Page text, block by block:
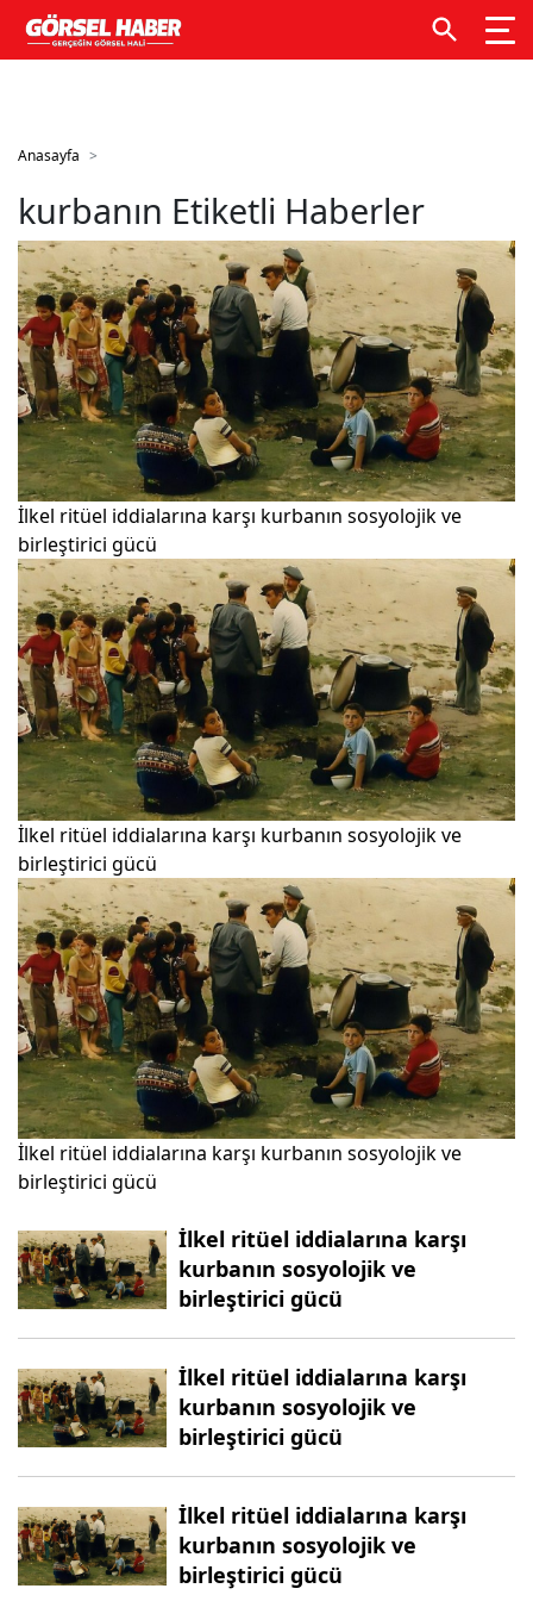
GTM kodunuzu buraya ekleyin
GTM kodunuzu buraya
ekleyin
Anasayfa
kurbanın Etiketli Haberler
İlkel ritüel iddialarına karşı kurbanın sosyolojik ve
birleştirici gücü
İlkel ritüel iddialarına karşı kurbanın sosyolojik ve
birleştirici gücü
İlkel ritüel iddialarına karşı kurbanın sosyolojik ve
birleştirici gücü
İlkel ritüel iddialarına karşı
kurbanın sosyolojik ve
birleştirici gücü
İlkel ritüel iddialarına karşı
kurbanın sosyolojik ve
birleştirici gücü
İlkel ritüel iddialarına karşı
kurbanın sosyolojik ve
birleştirici gücü